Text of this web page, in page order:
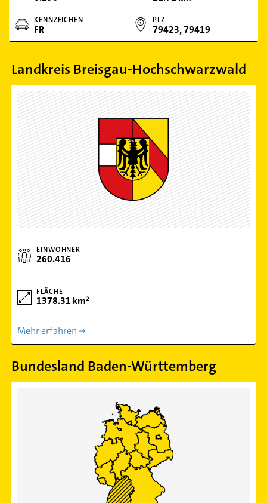
KENNZEICHEN
FR
PLZ
79423, 79419
Landkreis Breisgau-Hochschwarzwald
EINWOHNER
260.416
FLÄCHE
1378.31 km²
Mehr erfahren
Bundesland Baden-Württemberg